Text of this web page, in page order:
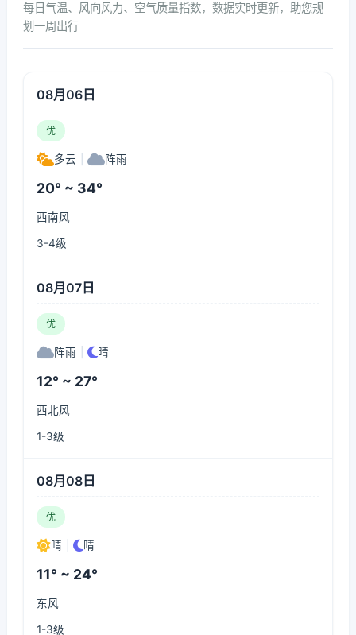
每日气温、风向风力、空气质量指数，数据实时更新，助您规
划一周出行
08月06日
优
多云 阵雨
20° ~ 34°
西南风
3-4级
08月07日
优
阵雨 晴
12° ~ 27°
西北风
1-3级
08月08日
优
晴 晴
11° ~ 24°
东风
1-3级